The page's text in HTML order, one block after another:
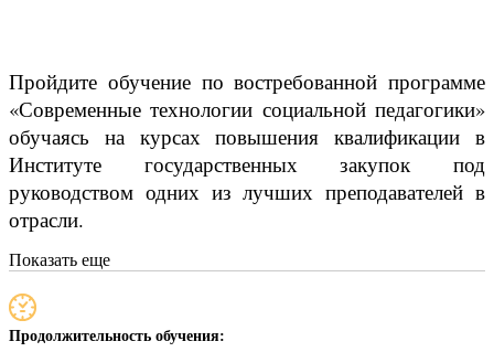
Пройдите обучение по востребованной программе
«Современные технологии социальной педагогики»
обучаясь на курсах повышения квалификации в
Институте государственных закупок под
руководством одних из лучших преподавателей в
отрасли.
Показать еще
Продолжительность обучения: